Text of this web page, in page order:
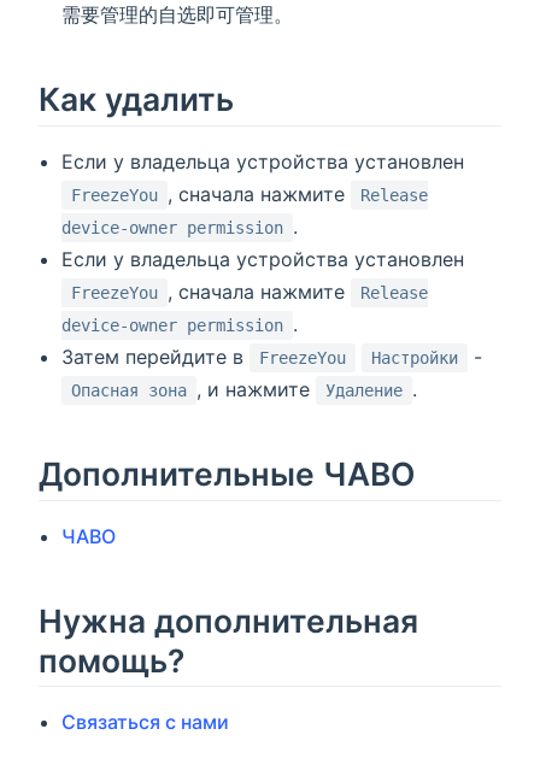
需要管理的自选即可管理。
Как удалить
Если у владельца устройства установлен
FreezeYou , сначала нажмите
Release
device-owner permission .
Если у владельца устройства установлен
FreezeYou , сначала нажмите
Release
device-owner permission .
Затем перейдите в
FreezeYou Настройки -
Опасная зона , и нажмите Удаление .
Дополнительные ЧАВО
ЧАВО
Нужна дополнительная
помощь?
Связаться с нами